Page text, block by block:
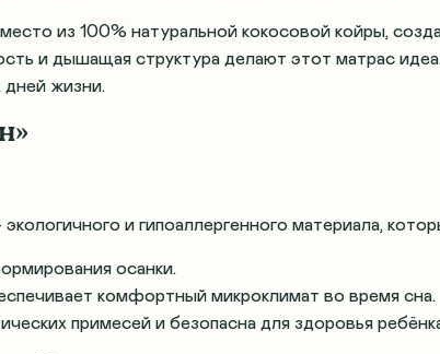
из 100% натуральной кокосовой койры,
и дышащая структура делают этот матрас
дней жизни.
и гипоаллергенного материала,
осанки.
комфортный микроклимат во время сна.
примесей и безопасна для здоровья